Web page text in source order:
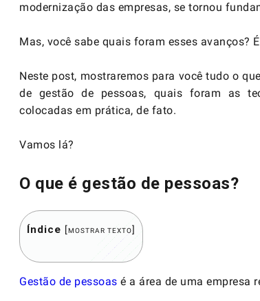
modernização das empresas, se tornou
Mas, você sabe quais foram esses avanços?
Neste post, mostraremos para você tudo o
de gestão de pessoas, quais foram as
colocadas em prática, de fato.
Vamos lá?
O que é gestão de pessoas?
Índice [MOSTRAR TEXTO]
Gestão de pessoas é a área de uma empresa